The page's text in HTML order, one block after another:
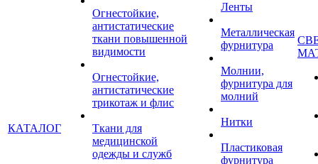
КАТАЛОГ
Огнестойкие,
антистатические
ткани повышенной
видимости
Огнестойкие,
антистатические
трикотаж и флис
Ткани для
медицинской
одежды и служб
Ленты
Металлическая
фурнитура
Молнии,
фурнитура для
молний
Нитки
Пластиковая
фурнитура